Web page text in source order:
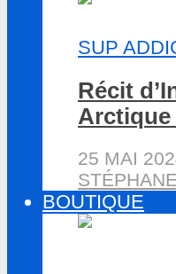
SUP
Récit
Arctique
25 MAI
BOUTIQUE